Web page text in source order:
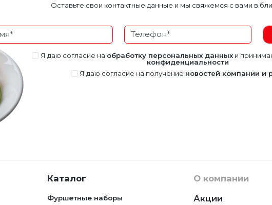
Оставьте свои контактные данные и мы свяжемся с вами в
Я даю согласие на обработку персональных данныхи
конфиденциальности
Я даю согласие на получение новостей компании и
Каталог
Фуршетные наборы
О компании
Акции